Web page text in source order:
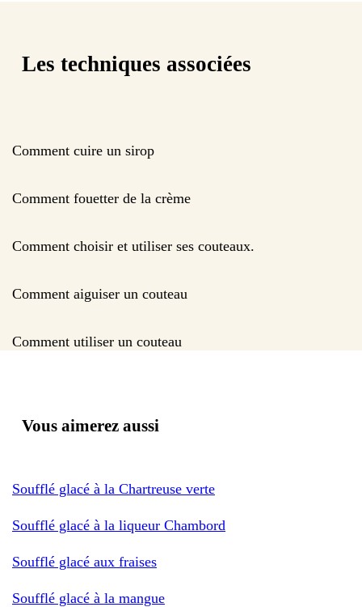
Les techniques associées
Comment cuire un sirop
Comment fouetter de la crème
Comment choisir et utiliser ses couteaux.
Comment aiguiser un couteau
Comment utiliser un couteau
Vous aimerez aussi
Soufflé glacé à la Chartreuse verte
Soufflé glacé à la liqueur Chambord
Soufflé glacé aux fraises
Soufflé glacé à la mangue